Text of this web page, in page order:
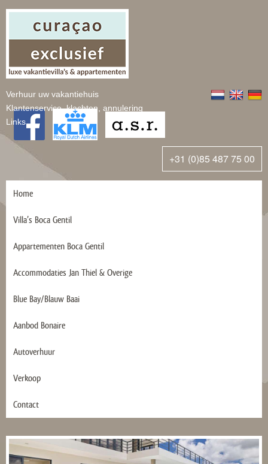
Verhuur uw vakantiehuis
Klantenservice, klachten, annulering
Links
+31 (0)85 487 75 00
Home
Villa’s Boca Gentil
Appartementen Boca Gentil
Accommodaties Jan Thiel & Overige
Blue Bay/Blauw Baai
Aanbod Bonaire
Autoverhuur
Verkoop
Contact